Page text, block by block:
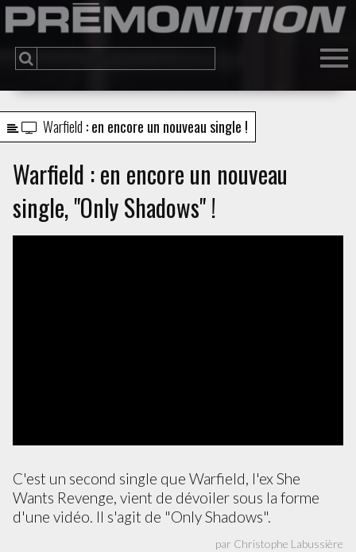
Warfield : en encore un nouveau single !
Warfield : en encore un nouveau
single, "Only Shadows" !
C'est un second single que Warfield, l'ex She
Wants Revenge, vient de dévoiler sous la forme
d'une vidéo. Il s'agit de "Only Shadows".
par Christophe Labussière